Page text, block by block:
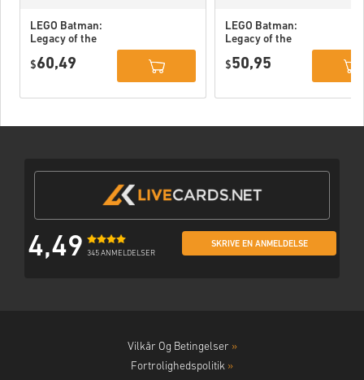
LEGO Batman:
Legacy of the
Deluxe Edition
$60,49
LEGO Batman:
Legacy of the
(STEAM) EU
$50,95
4,49 345 ANMELDELSER
SKRIVE EN ANMELDELSE
Vilkår Og Betingelser »
Fortrolighedspolitik »